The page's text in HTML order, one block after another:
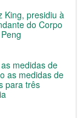
King, presidiu à
do Corpo
medidas de
as medidas de
para três